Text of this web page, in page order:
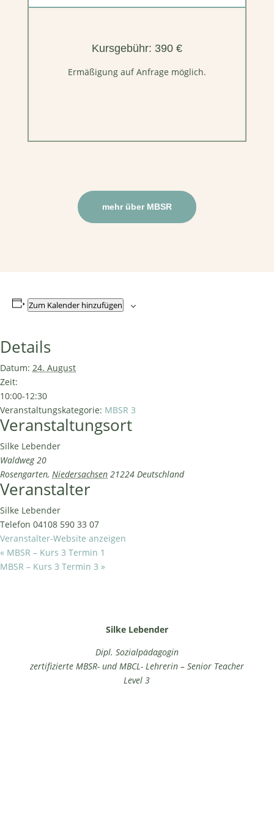
Kursgebühr: 390 €
Ermäßigung auf Anfrage möglich.
mehr über MBSR
Zum Kalender hinzufügen
Details
Datum: 24. August
Zeit:
10:00-12:30
Veranstaltungskategorie: MBSR 3
Veranstaltungsort
Silke Lebender
Waldweg 20
Rosengarten, Niedersachsen 21224 Deutschland
Veranstalter
Silke Lebender
Telefon 04108 590 33 07
Veranstalter-Website anzeigen
« MBSR – Kurs 3 Termin 1
MBSR – Kurs 3 Termin 3 »
Silke Lebender
Dipl. Sozialpädagogin
zertifizierte MBSR- und MBCL- Lehrerin – Senior Teacher
Level 3